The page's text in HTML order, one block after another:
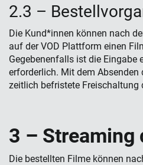
2.3 –
Die Kund*innen können nach
auf der VOD Plattform einen
Gegebenenfalls ist die Eingabe
erforderlich. Mit dem Absenden
zeitlich befristete Freischaltung
3 – Streaming
Die bestellten Filme können